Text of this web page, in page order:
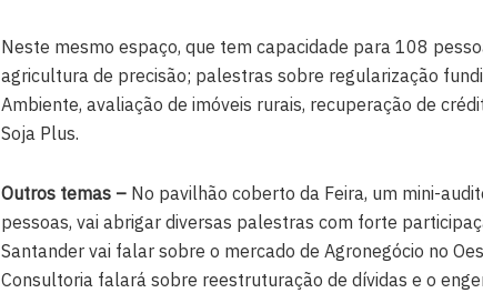
Neste mesmo espaço, que tem capacidade para 108
agricultura de precisão; palestras sobre regularização
Ambiente, avaliação de imóveis rurais, recuperação de
Soja Plus.
Outros temas – No pavilhão coberto da Feira, um mini-
pessoas, vai abrigar diversas palestras com forte
Santander vai falar sobre o mercado de Agronegócio no
Consultoria falará sobre reestruturação de dívidas e o